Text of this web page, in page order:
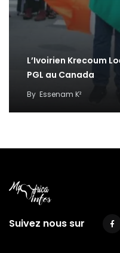
L’Ivoirien Krecoum
PGL au Canada
By Essenam K²
Suivez nous sur